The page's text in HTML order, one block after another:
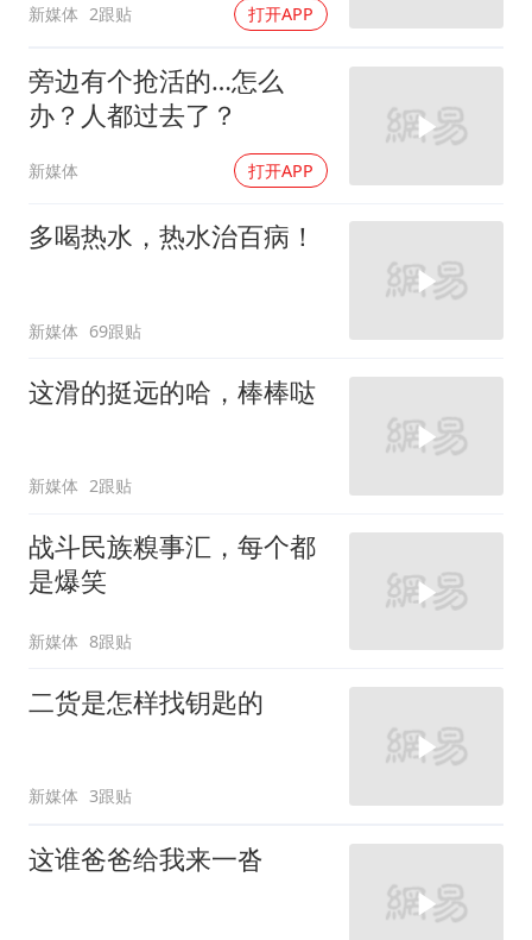
新媒体 2跟贴 打开APP
旁边有个抢活的…怎么
办？人都过去了？
新媒体 打开APP
多喝热水，热水治百病！
新媒体 69跟贴
这滑的挺远的哈，棒棒哒
新媒体 2跟贴
战斗民族糗事汇，每个都
是爆笑
新媒体 8跟贴
二货是怎样找钥匙的
新媒体 3跟贴
这谁爸爸给我来一沓